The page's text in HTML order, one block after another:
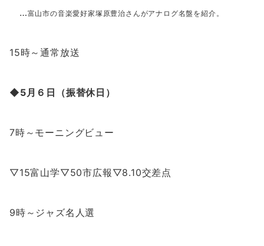
…富山市の音楽愛好家塚原豊治さんがアナログ名盤を紹介。
15時～通常放送
◆5月６日（振替休日）
7時～モーニングビュー
▽15富山学▽50市広報▽8.10交差点
9時～ジャズ名人選